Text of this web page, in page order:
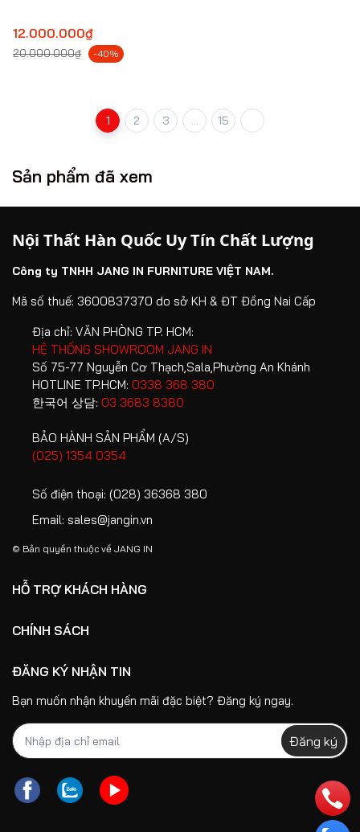
12.000.000₫
20.000.000₫ -40%
1 2 3 ... 15
Sản phẩm đã xem
Nội Thất Hàn Quốc Uy Tín Chất Lượng
Công ty TNHH JANG IN FURNITURE VIỆT NAM.
Mã số thuế: 3600837370 do sở KH & ĐT Đồng Nai Cấp
Địa chỉ: VĂN PHÒNG TP. HCM:
HỆ THỐNG SHOWROOM JANG IN
Số 75-77 Nguyễn Cơ Thạch,Sala,Phường An Khánh
HOTLINE TP.HCM: 0338 368 380
한국어 상담: 03 3683 8380
BẢO HÀNH SẢN PHẨM (A/S)
(025) 1354 0354
Số điện thoại: (028) 36368 380
Email: sales@jangin.vn
© Bản quyền thuộc về JANG IN
HỖ TRỢ KHÁCH HÀNG
CHÍNH SÁCH
ĐĂNG KÝ NHẬN TIN
Bạn muốn nhận khuyến mãi đặc biệt? Đăng ký ngay.
Đăng ký